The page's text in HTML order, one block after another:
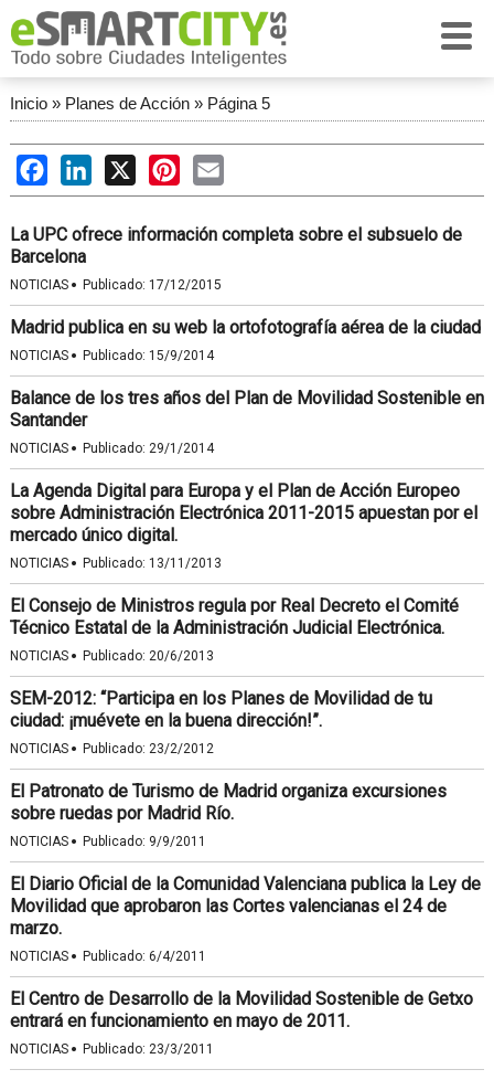
Inicio» Planes de Acción» Página 5
FacebookLinkedIn
X PinterestEmail
La UPC ofrece información completa sobre el subsuelo de
Barcelona
NOTICIAS · Publicado: 17/12/2015
Madrid publica en su web la ortofotografía aérea de la ciudad
NOTICIAS · Publicado: 15/9/2014
Balance de los tres años del Plan de Movilidad Sostenible en
Santander
NOTICIAS · Publicado: 29/1/2014
La Agenda Digital para Europa y el Plan de Acción Europeo
sobre Administración Electrónica 2011-2015 apuestan por el
mercado único digital.
NOTICIAS · Publicado: 13/11/2013
El Consejo de Ministros regula por Real Decreto el Comité
Técnico Estatal de la Administración Judicial Electrónica.
NOTICIAS · Publicado: 20/6/2013
SEM-2012: “Participa en los Planes de Movilidad de tu
ciudad: ¡muévete en la buena dirección!”.
NOTICIAS · Publicado: 23/2/2012
El Patronato de Turismo de Madrid organiza excursiones
sobre ruedas por Madrid Río.
NOTICIAS · Publicado: 9/9/2011
El Diario Oficial de la Comunidad Valenciana publica la Ley de
Movilidad que aprobaron las Cortes valencianas el 24 de
marzo.
NOTICIAS · Publicado: 6/4/2011
El Centro de Desarrollo de la Movilidad Sostenible de Getxo
entrará en funcionamiento en mayo de 2011.
NOTICIAS · Publicado: 23/3/2011